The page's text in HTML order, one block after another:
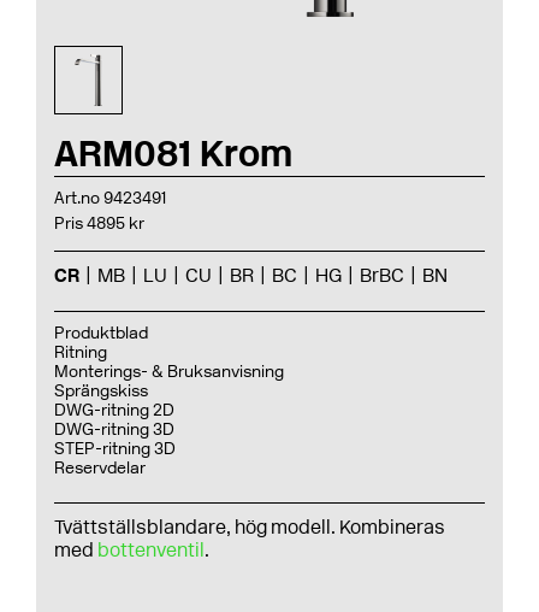
ARM081 Krom
Art.no 9423491
Pris 4895 kr
CR MB LU CU BR BC HG BrBC BN
Produktblad
Ritning
Monterings- & Bruksanvisning
Sprängskiss
DWG-ritning 2D
DWG-ritning 3D
STEP-ritning 3D
Reservdelar
Tvättställsblandare, hög modell. Kombineras
med bottenventil.